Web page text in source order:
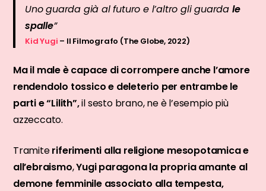
Uno guarda già al futuro e l’altro gli guarda le
spalle”
Kid Yugi – Il Filmografo (The Globe, 2022)
Ma il male è capace di corrompere anche l’amore
rendendolo tossico e deleterio per entrambe le
parti e “Lilith”,il sesto brano, ne è l’esempio più
azzeccato.
Tramiteriferimenti alla religione mesopotamica e
all’ebraismo,Yugi paragona la propria amante al
demone femminile associato alla tempesta,